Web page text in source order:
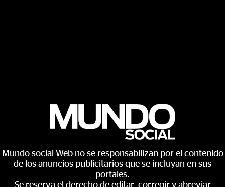
Mundo social Web no se responsabilizan por el contenido
de los anuncios publicitarios que se incluyan en sus
portales.